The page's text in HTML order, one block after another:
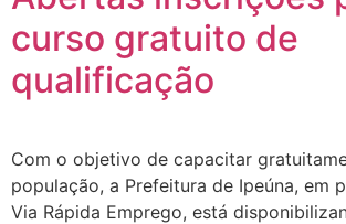
curso gratuito de
qualificação
Com o objetivo de capacitar
população, a Prefeitura de Ipeúna, em
Via Rápida Emprego, está